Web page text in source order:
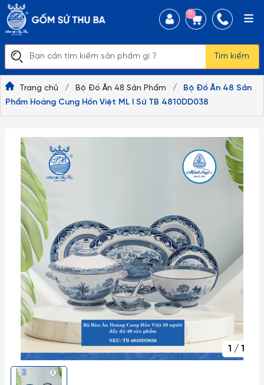
Tìm kiếm
0
Trang chủ / Bộ Đồ Ăn 48 Sản Phẩm /
Bộ Đồ Ăn 48 Sản
Phẩm Hoàng Cung Hồn Việt ML I Sứ TB 4810DD038
1 / 1